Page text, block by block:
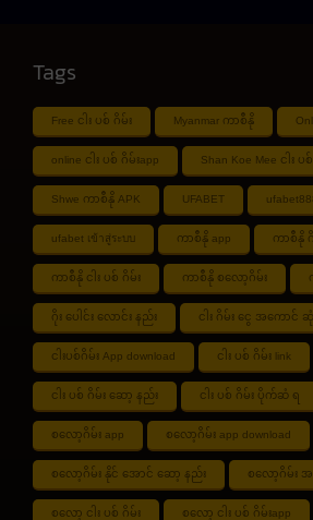
Tags
Free ငါး ပစ် ဂိမ်း Myanmar ကာစီနို
online ငါး ပစ် ဂိမ်းapp Shan Koe Mee ငါး ပ
Shwe ကာစီနို APK UFABET
ufabet เข้าสู่ระบบ ကာစီနို app ကာစီနို
ကာစီနို ငါး ပစ် ဂိမ်း ကာစီနို စလော့ဂိမ်း
ဂိုး ပေါင်း လောင်း နည်း ငါး ဂိမ်း ငွေ အကောင် ဆုံ
ငါးပစ်ဂိမ်း App download ငါး ပစ် ဂိမ်း link
ငါး ပစ် ဂိမ်း ဆော့ နည်း ငါး ပစ် ဂိမ်း ပိုက်ဆံ ရ
စလော့ဂိမ်း app စလော့ဂိမ်း app download
စလော့ဂိမ်း နိုင် အောင် ဆော့ နည်း စလော့ဂိမ်း
စလော့ ငါး ပစ် ဂိမ်း စလော့ ငါး ပစ် ဂိမ်းapp